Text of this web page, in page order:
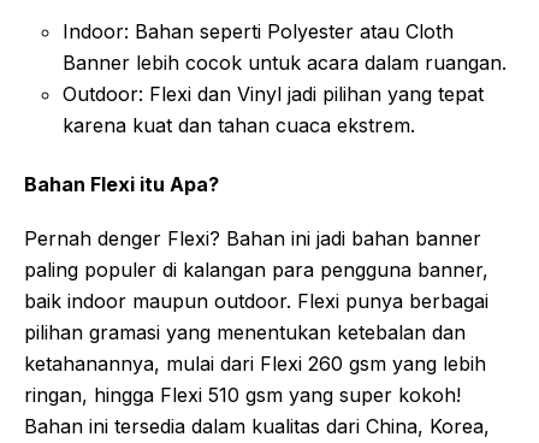
Indoor: Bahan seperti Polyester atau Cloth
Banner lebih cocok untuk acara dalam ruangan.
Outdoor: Flexi dan Vinyl jadi pilihan yang tepat
karena kuat dan tahan cuaca ekstrem.
Bahan Flexi itu Apa?
Pernah denger Flexi? Bahan ini jadi bahan banner
paling populer di kalangan para pengguna banner,
baik indoor maupun outdoor. Flexi punya berbagai
pilihan gramasi yang menentukan ketebalan dan
ketahanannya, mulai dari Flexi 260 gsm yang lebih
ringan, hingga Flexi 510 gsm yang super kokoh!
Bahan ini tersedia dalam kualitas dari China, Korea,